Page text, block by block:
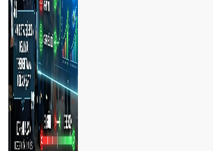
1 Dolara otel
Umut (beklenti) teorisi
BAKIŞ AÇISI
Oynatmaya az kaldı
Müşteri memnuniyeti hakkında 7 ilginç gerçek